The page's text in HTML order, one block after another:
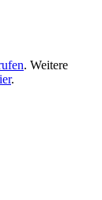
. Weitere
.